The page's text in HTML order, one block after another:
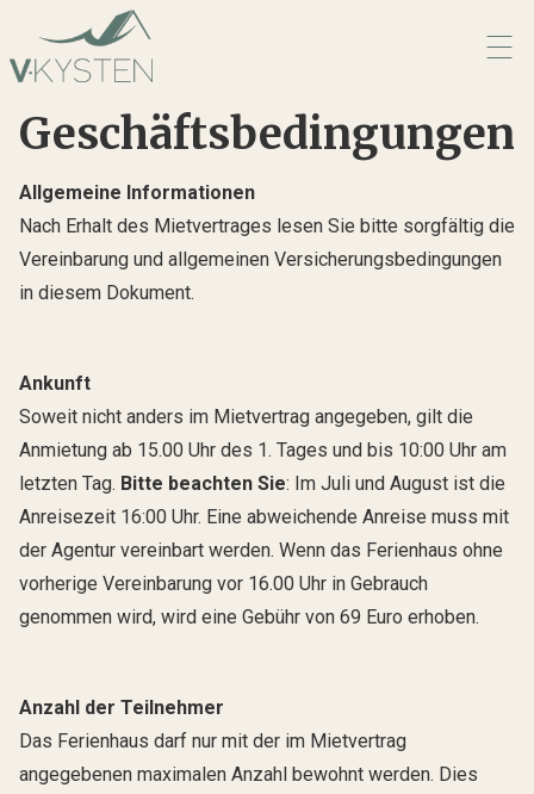
Geschäftsbedingungen
Allgemeine Informationen
Nach Erhalt des Mietvertrages lesen Sie bitte sorgfältig die
Vereinbarung und allgemeinen Versicherungs­bedingungen
in diesem Dokument.
Ankunft
Soweit nicht anders im Mietvertrag angegeben, gilt die
Anmietung ab 15.00 Uhr des 1. Tages und bis 10:00 Uhr am
letzten Tag. Bitte beachten Sie: Im Juli und August ist die
Anreisezeit 16:00 Uhr. Eine abweichende Anreise muss mit
der Agentur vereinbart werden. Wenn das Ferienhaus ohne
vorherige Vereinbarung vor 16.00 Uhr in Gebrauch
genommen wird, wird eine Gebühr von 69 Euro erhoben.
Anzahl der Teilnehmer
Das Ferienhaus darf nur mit der im Mietvertrag
angegebenen maximalen Anzahl bewohnt werden. Dies